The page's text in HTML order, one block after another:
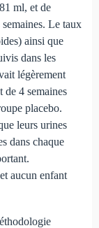
ml, et de
Le taux
ainsi que
dans les
légèrement
de 4 semaines
placebo.
leurs urines
dans chaque
aucun enfant